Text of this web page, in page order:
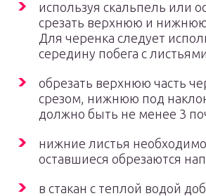
используя скальпель или
срезать верхнюю и нижнюю
Для черенка следует
середину побега с
обрезать верхнюю часть
срезом, нижнюю под
должно быть не менее 3
нижние листья
оставшиеся обрезаются
в стакан с теплой водой